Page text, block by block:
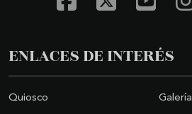
ENLACES DE INTERÉS
Quiosco Galería